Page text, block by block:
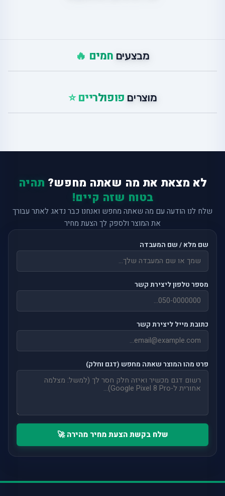
מבצעים חמים 🔥
מוצרים פופולריים ⭐
לא מצאת את מה שאתה מחפש? תהיה
בטוח שזה קיים!
שלח לנו הודעה עם מה שאתה מחפש ואנחנו כבר נדאג לאתר עבורך
את המוצר ולספק לך הצעת מחיר
שם מלא / שם המעבדה
מספר טלפון ליצירת קשר
כתובת מייל ליצירת קשר
פרט מהו המוצר שאתה מחפש (דגם וחלק)
שלח בקשת הצעת מחיר מהירה 🚀